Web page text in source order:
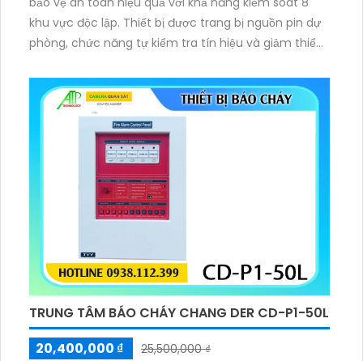
khu vực độc lập. Thiết bị được trang bị nguồn pin dự
phòng, chức năng tự kiểm tra tín hiệu và giảm thiểu
phẩm giúp đảm bảo an toàn cho các công trình.
TRUNG TÂM BÁO CHÁY CHANG DER CD-P1-50L
20,400,000 ₫
25,500,000 ₫